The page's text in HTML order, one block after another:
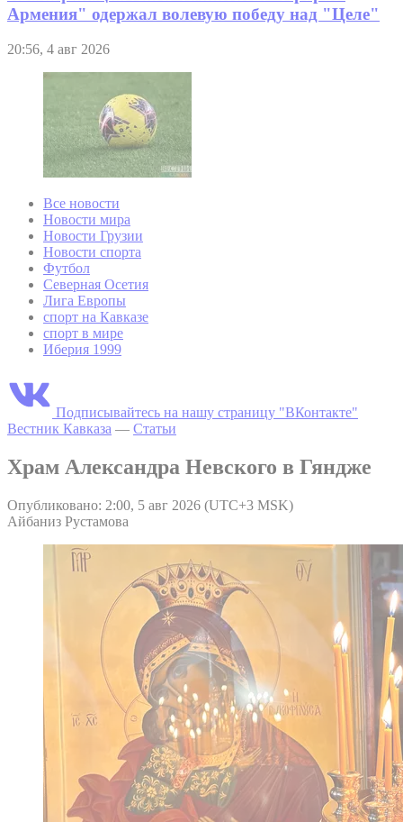
Армения" одержал волевую победу над "Целе"
20:56, 4 авг 2026
Все новости
Новости мира
Новости Грузии
Новости спорта
Футбол
Северная Осетия
Лига Европы
спорт на Кавказе
спорт в мире
Иберия 1999
Подписывайтесь на нашу страницу "ВКонтакте"
Вестник Кавказа — Статьи
Храм Александра Невского в Гяндже
Опубликовано: 2:00, 5 авг 2026 (UTC+3 MSK)
Айбаниз Рустамова